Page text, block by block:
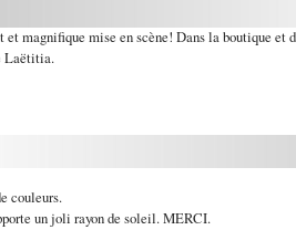
magnifique mise en scène! Dans la boutique et
Laëtitia.
couleurs.
un joli rayon de soleil. MERCI.